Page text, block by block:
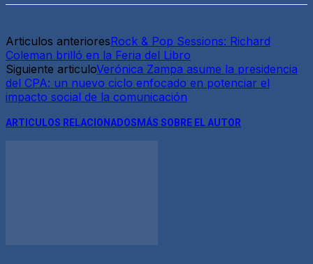
Articulos anterioresRock & Pop Sessions: Richard
Coleman brilló en la Feria del Libro
Siguiente articuloVerónica Zampa asume la presidencia
del CPA: un nuevo ciclo enfocado en potenciar el
impacto social de la comunicación
ARTICULOS RELACIONADOS MÁS SOBRE EL AUTOR